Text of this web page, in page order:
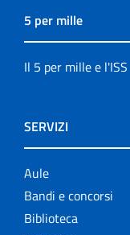
5 per mille
Il 5 per mille e l'ISS
SERVIZI
Aule
Bandi e concorsi
Biblioteca